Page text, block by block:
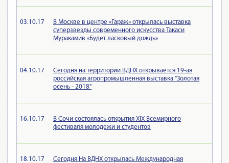
03.10.17
В Москве в центре «Гараж» открылась выставка
суперзвезды современного искусства Такаси
Муракамив «Будет ласковый дождь»
04.10.17
Сегодня на территории ВДНХ открывается 19-ая
российская агропромышленная выставка "Золотая
осень - 2018"
16.10.17
В Сочи состоялась открытия XIX Всемирного
фестиваля молодежи и студентов
18.10.17
Сегодня На ВДНХ открылась Международная